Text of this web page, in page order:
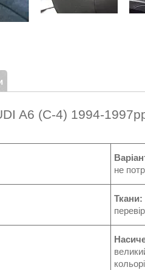
A6 (С-4) 1994-
не
Ткани: